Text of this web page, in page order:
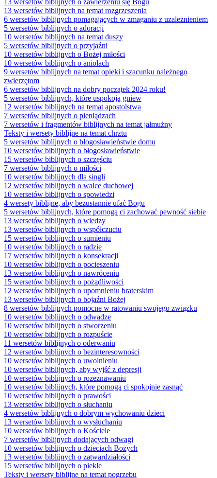
13 wersetów biblijnych na temat rozgrzeszenia
6 wersetów biblijnych pomagających w zmaganiu z uzależnieniem
5 wersetów biblijnych o adoracji
10 wersetów biblijnych na temat duszy
5 wersetów biblijnych o przyjaźni
10 wersetów biblijnych o Bożej miłości
10 wersetów biblijnych o aniołach
9 wersetów biblijnych na temat opieki i szacunku należnego
zwierzętom
6 wersetów biblijnych na dobry początek 2024 roku!
5 wersetów biblijnych, które uspokoją gniew
12 wersetów biblijnych na temat apostolstwa
7 wersetów biblijnych o pieniądzach
7 wersetów i fragmentów biblijnych na temat jałmużny
Teksty i wersety biblijne na temat chrztu
5 wersetów biblijnych o błogosławieństwie domu
10 wersetów biblijnych o błogosławieństwie
15 wersetów biblijnych o szczęściu
7 wersetów biblijnych o miłości
10 wersetów biblijnych dla singli
12 wersetów biblijnych o walce duchowej
10 wersetów biblijnych o spowiedzi
4 wersety biblijne, aby bezustannie ufać Bogu
5 wersetów biblijnych, które pomogą ci zachować pewność siebie
13 wersetów biblijnych o wiedzy
13 wersetów biblijnych o współczuciu
15 wersetów biblijnych o sumieniu
10 wersetów biblijnych o radzie
17 wersetów biblijnych o konsekracji
10 wersetów biblijnych o pocieszeniu
13 wersetów biblijnych o nawróceniu
15 wersetów biblijnych o pożądliwości
12 wersetów biblijnych o upomnieniu braterskim
13 wersetów biblijnych o bojaźni Bożej
8 wersetów biblijnych pomocne w ratowaniu swojego związku
10 wersetów biblijnych o odwadze
10 wersetów biblijnych o stworzeniu
10 wersetów biblijnych o rozpuście
11 wersetów biblijnych o oderwaniu
12 wersetów biblijnych o bezinteresowności
10 wersetów biblijnych o uwolnieniu
10 wersetów biblijnych, aby wyjść z depresji
10 wersetów biblijnych o rozeznawaniu
10 wersetów biblijnych, które pomogą ci spokojnie zasnąć
10 wersetów biblijnych o prawości
13 wersetów biblijnych o słuchaniu
4 wersetów biblijnych o dobrym wychowaniu dzieci
13 wersetów biblijnych o wysłuchaniu
10 wersetów biblijnych o Kościele
7 wersetów biblijnych dodających odwagi
10 wersetów biblijnych o dzieciach Bożych
13 wersetów biblijnych o zatwardziałości
15 wersetów biblijnych o piekle
Teksty i wersety biblijne na temat pogrzebu